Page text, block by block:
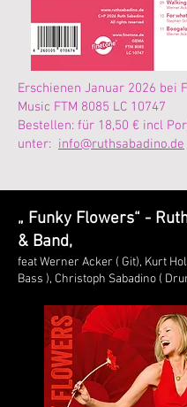
Erschienen Januar 2026 bei
Music FTM 8085 LC 10747
Bestellen: für 18,50 € incl
unter: info@ruthsabadino.de
„ Funky Flowers“ -
& Band,
feat Werner Acker ( Git), Kurt
Bass ), Christoph Sabadino (